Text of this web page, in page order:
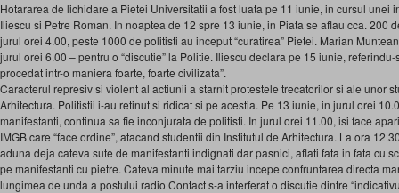
Hotararea de lichidare a Pietei Universitatii a fost luata pe 11 iunie, in cursul unei
Iliescu si Petre Roman. In noaptea de 12 spre 13 iunie, in Piata se aflau cca. 200
jurul orei 4.00, peste 1000 de politisti au inceput “curatirea” Pietei. Marian
jurul orei 6.00 – pentru o “discutie” la Politie. Iliescu declara pe 15 iunie,
procedat intr-o maniera foarte, foarte civilizata”.
Caracterul represiv si violent al actiunii a starnit protestele trecatorilor si ale unor
Arhitectura. Politistii i-au retinut si ridicat si pe acestia. Pe 13 iunie, in jurul orei
manifestanti, continua sa fie inconjurata de politisti. In jurul orei 11.00, isi face
IMGB care “face ordine”, atacand studentii din Institutul de Arhitectura. La ora
aduna deja cateva sute de manifestanti indignati dar pasnici, aflati fata in fata cu
pe manifestanti cu pietre. Cateva minute mai tarziu incepe confruntarea directa
lungimea de unda a postului radio Contact s-a interferat o discutie dintre